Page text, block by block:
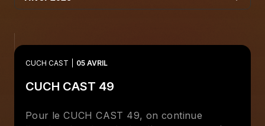
CUCH CAST 05 AVRIL
CUCH CAST 49
Pour le CUCH CAST 49, on continue